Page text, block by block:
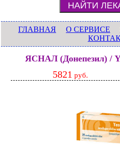
ГЛАВНАЯ О СЕРВИСЕ
ЯСНАЛ (Донепезил) /
5821 руб.